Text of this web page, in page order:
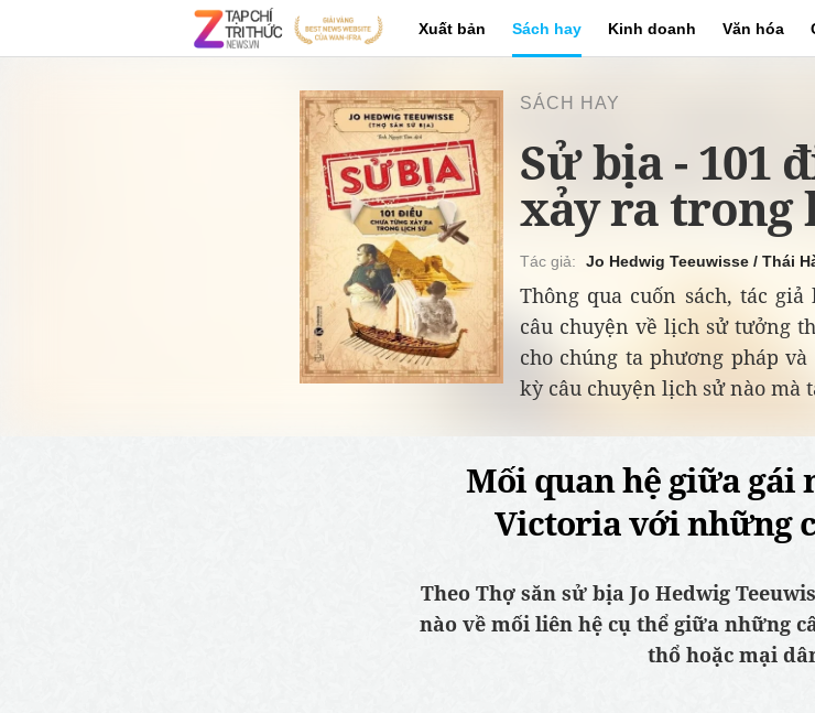
Xuất bản Sách hay Kinh doanh Văn hóa
SÁCH HAY
Sử bịa - 101
xảy ra trong
Jo Hedwig Teeuwisse / Thái
Thông qua cuốn sách, tác
câu chuyện về lịch sử tưởng
cho chúng ta phương pháp
kỳ câu chuyện lịch sử nào mà
Mối quan hệ giữa gái
Victoria với những
Theo Thợ săn sử bịa Jo Hedwig
nào về mối liên hệ cụ thể giữa những
thổ hoặc mại